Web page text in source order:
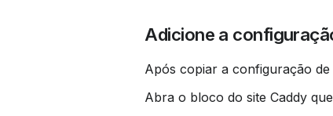
Adicione a
Após copiar a configuração
Abra o bloco do site Caddy